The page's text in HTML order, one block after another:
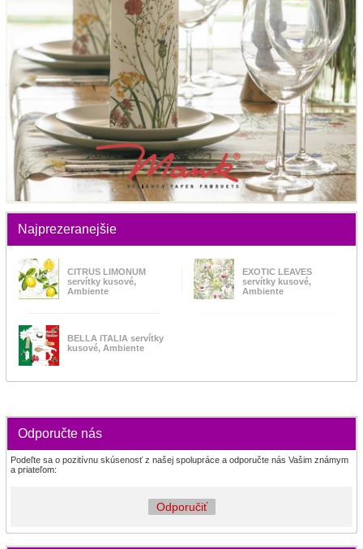
Najprezeranejšie
CITRUS LIMONUM
servítky kusové,
Ambiente
EXOTIC LEAVES
servítky kusové,
Ambiente
BELLA ITALIA servítky
kusové, Ambiente
Odporučte nás
Podeľte sa o pozitívnu skúsenosť z našej spolupráce a odporučte nás Vašim známym
a priateľom:
Odporučiť